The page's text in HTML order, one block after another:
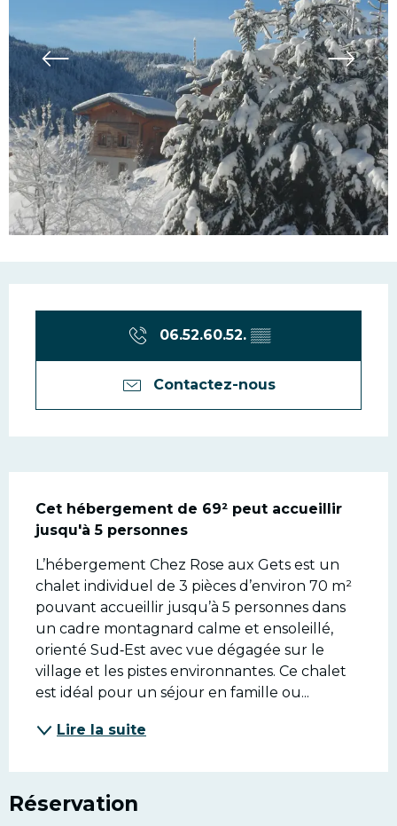
Ouverture et
06.52.60.52. ▒▒
Contactez-nous
Description
Cet hébergement de 69² peut accueillir
jusqu'à 5 personnes
L’hébergement Chez Rose aux Gets est un
chalet individuel de 3 pièces d’environ 70 m²
pouvant accueillir jusqu’à 5 personnes dans
un cadre montagnard calme et ensoleillé,
orienté Sud‑Est avec vue dégagée sur le
village et les pistes environnantes. Ce chalet
est idéal pour un séjour en famille ou...
Lire la suite
Réservation